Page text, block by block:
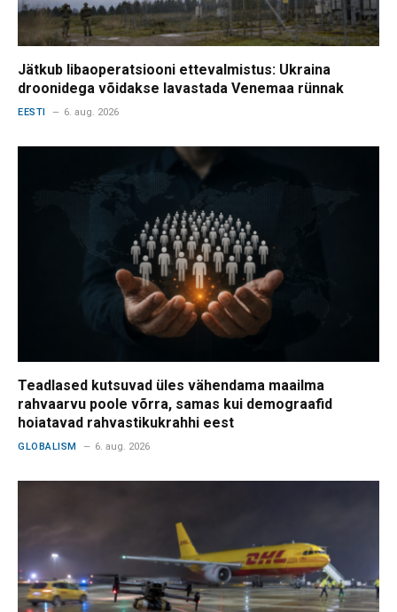
Jätkub libaoperatsiooni ettevalmistus: Ukraina
droonidega võidakse lavastada Venemaa rünnak
EESTI 6. aug. 2026
Teadlased kutsuvad üles vähendama maailma
rahvaarvu poole võrra, samas kui demograafid
hoiatavad rahvastikukrahhi eest
GLOBALISM 6. aug. 2026